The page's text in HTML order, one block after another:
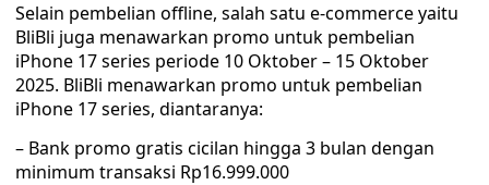
Selain pembelian offline, salah satu e-commerce yaitu
BliBli juga menawarkan promo untuk pembelian
iPhone 17 series periode 10 Oktober – 15 Oktober
2025. BliBli menawarkan promo untuk pembelian
iPhone 17 series, diantaranya:
– Bank promo gratis cicilan hingga 3 bulan dengan
minimum transaksi Rp16.999.000